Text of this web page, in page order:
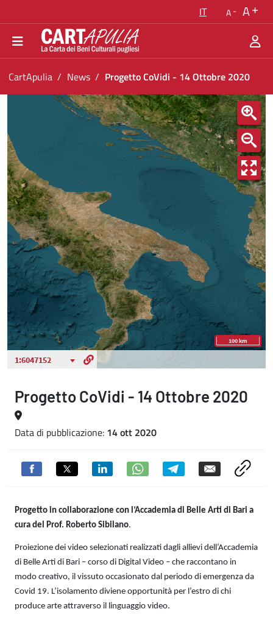
Vai al menu di navigazione
Vai ai contenuti
Vai al footer
IT A A
Ti trovi in:
CartApulia News Progetto CoVidi - 14 Ottobre 2020
Progetto CoVidi - 14 Ottobre 2020
Progetto CoVidi - 14 Ottobre 2020
Data di pubblicazione: 14 ott 2020
Progetto in collaborazione con l’Accademia di Belle Arti di Bari a
cura del Prof. Roberto Sibilano.
Proiezione dei video selezionati realizzati dagli allievi dell’Accademia
di Belle Arti di Bari – corso di Digital Video – che raccontano in
modo creativo, il vissuto occasionato dal periodo di emergenza da
Covid 19. L’isolamento diviene opportunità per l’estro di chi
produce arte attraverso il linguaggio video.